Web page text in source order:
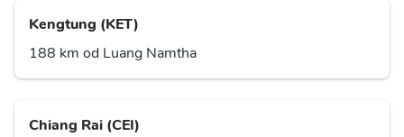
Kengtung (KET)
188 km od Luang Namtha
Chiang Rai (CEI)